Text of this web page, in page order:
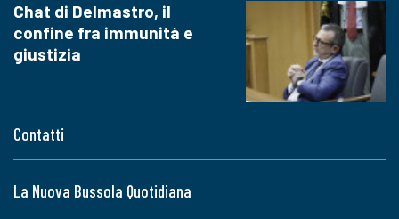
Contatti
La Nuova Bussola Quotidiana
Chat di Delmastro, il
confine fra immunità e
giustizia